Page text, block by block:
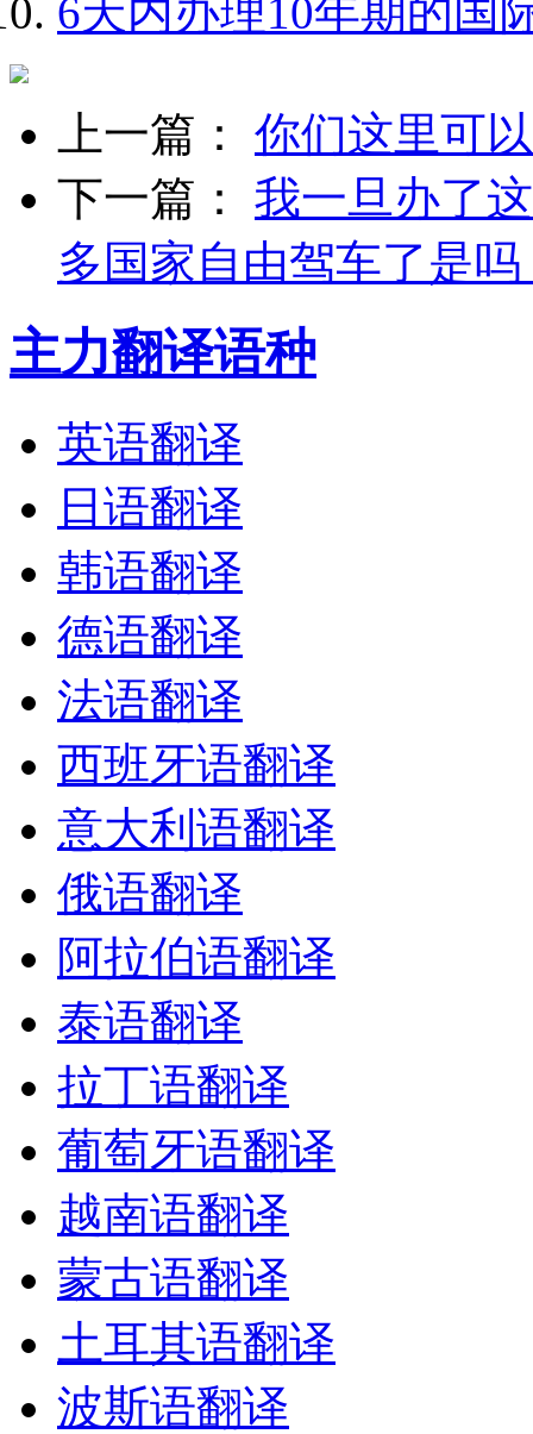
6天内办理10年期的国
上一篇： 你们这里可
下一篇： 我一旦办了
多国家自由驾车了是吗
主力翻译语种
英语翻译
日语翻译
韩语翻译
德语翻译
法语翻译
西班牙语翻译
意大利语翻译
俄语翻译
阿拉伯语翻译
泰语翻译
拉丁语翻译
葡萄牙语翻译
越南语翻译
蒙古语翻译
土耳其语翻译
波斯语翻译